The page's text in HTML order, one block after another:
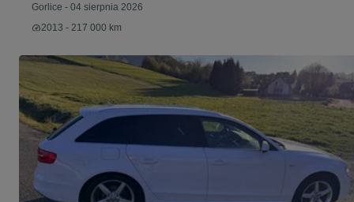
Gorlice - 04 sierpnia 2026
2013 - 217 000 km